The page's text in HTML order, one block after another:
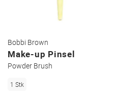
Bobbi Brown
Make-up Pinsel
Powder Brush
1 Stk